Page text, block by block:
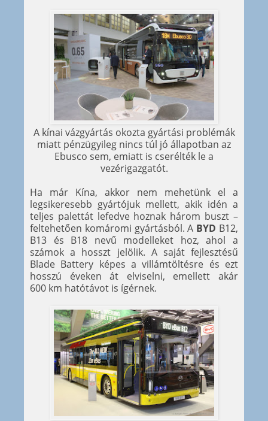
A kínai vázgyártás okozta gyártási problémák
miatt pénzügyileg nincs túl jó állapotban az
Ebusco sem, emiatt is cserélték le a
vezérigazgatót.
Ha már Kína, akkor nem mehetünk el a
legsikeresebb gyártójuk mellett, akik idén a
teljes palettát lefedve hoznak három buszt –
feltehetően komáromi gyártásból. A BYD B12,
B13 és B18 nevű modelleket hoz, ahol a
számok a hosszt jelölik. A saját fejlesztésű
Blade Battery képes a villámtöltésre és ezt
hosszú éveken át elviselni, emellett akár
600 km hatótávot is ígérnek.